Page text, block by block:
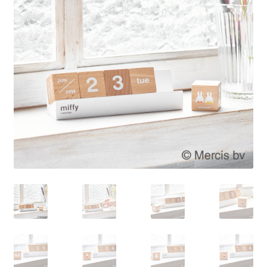
を
展
開